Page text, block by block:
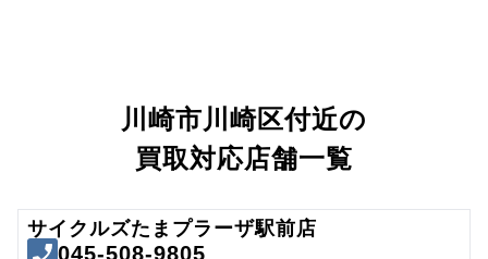
川崎市川崎区付近の
買取対応店舗一覧
サイクルズたまプラーザ駅前店
045-508-9805